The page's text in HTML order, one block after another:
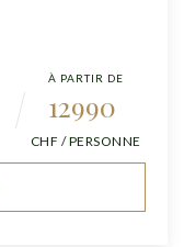
À PARTIR DE
12990
CHF / PERSONNE